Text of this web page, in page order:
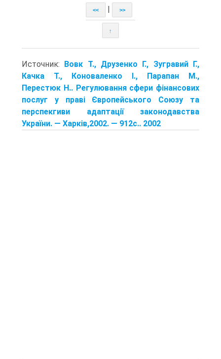
<< >>
↑
Источник: Вовк Т., Друзенко Г., Зугравий Г.,
Качка Т., Коноваленко І., Парапан М.,
Перестюк Н.. Регулювання сфери фінансових
послуг у праві Європейського Союзу та
перспекгиви адаптації законодавства
України. — Харків,2002. — 912с.. 2002